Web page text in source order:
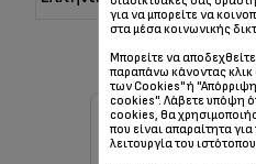
για να μπορείτε να
στα μέσα κοινωνικής
Μπορείτε να
παραπάνω κάνοντας
των Cookies" ή
cookies". Λάβετε υπόψη
cookies, θα
που είναι απαραίτητα
λειτουργία του